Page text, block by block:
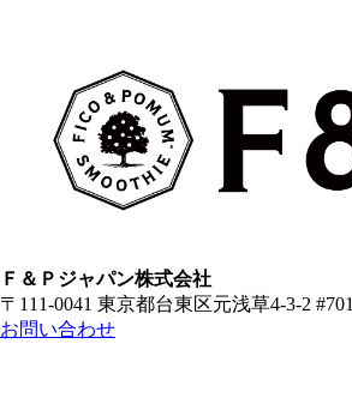
Ｆ＆Ｐジャパン株式会社
〒111-0041 東京都台東区元浅草4-3-2 #701
お問い合わせ